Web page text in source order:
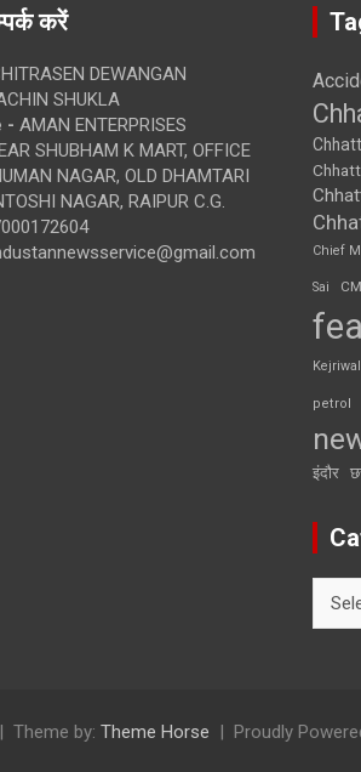
करें
DEWANGAN
SHUKLA
- AMAN ENTERPRISES
SHUBHAM K MART, OFFICE
NAGAR, OLD DHAMTARI
NAGAR, RAIPUR C.G.
Chief
Sai CM
Kejriwal
petrol
इंदौर
Theme by: Theme Horse Proudly